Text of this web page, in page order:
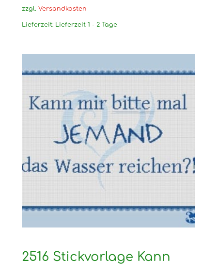
zzgl. Versandkosten
Lieferzeit: Lieferzeit 1 - 2 Tage
2516 Stickvorlage Kann